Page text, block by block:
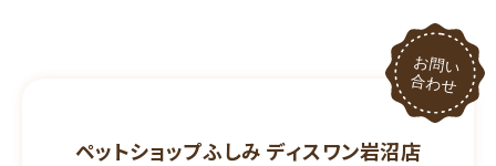
ペットショップふしみ ディスワン岩沼店